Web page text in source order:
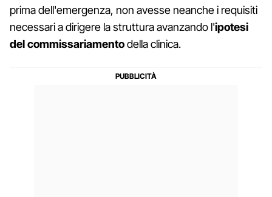
prima dell'emergenza, non avesse neanche i requisiti
necessari a dirigere la struttura avanzando l'ipotesi
del commissariamentodella clinica.